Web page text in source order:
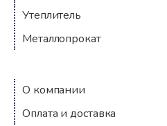
Утеплитель
Металлопрокат
Компания
О компании
Оплата и доставка